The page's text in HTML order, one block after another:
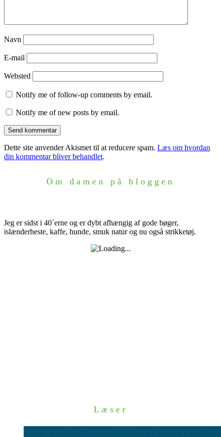
Navn
E-mail
Websted
Notify me of follow-up comments by email.
Notify me of new posts by email.
Dette site anvender Akismet til at reducere spam. Læs om hvordan
din kommentar bliver behandlet.
Om damen på bloggen
Jeg er sidst i 40´erne og er dybt afhængig af gode bøger,
islænderheste, kaffe, hunde, smuk natur og nu også strikketøj.
Læser